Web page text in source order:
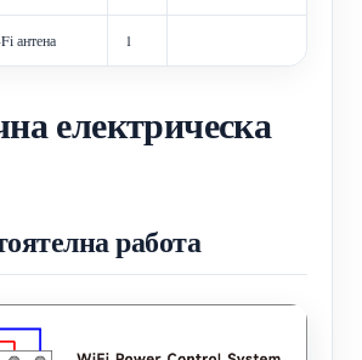
антена 1
електрическа
работа